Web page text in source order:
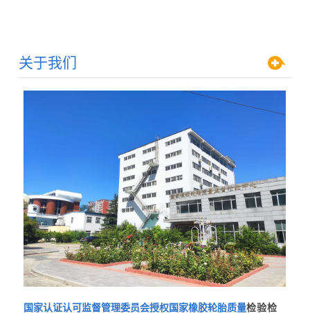
关于我们
国家认证认可监督管理委员会授权国家橡胶轮胎质量检验检